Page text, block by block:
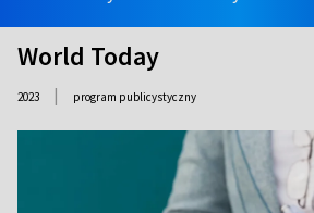
World Today
2023 | program publicystyczny